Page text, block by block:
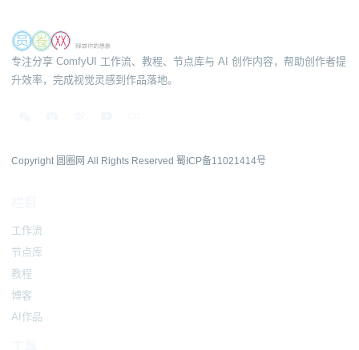
专注分享 ComfyUI 工作流、教程、节点库与 AI 创作内容，帮助创作者提
升效率，完成视觉灵感到作品落地。
Copyright 圆圈网 All Rights Reserved 蜀ICP备11021414号
工作流
节点库
教程
博客
AI作品